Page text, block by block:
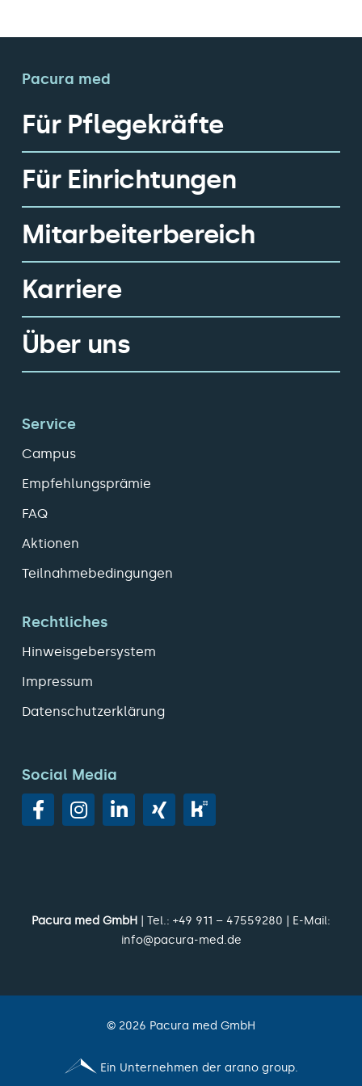
Pacura med
Für Pflegekräfte
Für Einrichtungen
Mitarbeiterbereich
Karriere
Über uns
Service
Campus
Empfehlungsprämie
FAQ
Aktionen
Teilnahmebedingungen
Rechtliches
Hinweisgebersystem
Impressum
Datenschutzerklärung
Social Media
Pacura med GmbH | Tel.: +49 911 – 47559280 | E-Mail:
info@pacura-med.de
© 2026 Pacura med GmbH
Ein Unternehmen der arano group.